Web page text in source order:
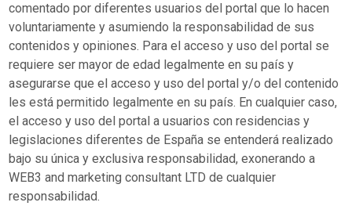
comentado por diferentes usuarios del portal que lo hacen
voluntariamente y asumiendo la responsabilidad de sus
contenidos y opiniones. Para el acceso y uso del portal se
requiere ser mayor de edad legalmente en su país y
asegurarse que el acceso y uso del portal y/o del contenido
les está permitido legalmente en su país. En cualquier caso,
el acceso y uso del portal a usuarios con residencias y
legislaciones diferentes de España se entenderá realizado
bajo su única y exclusiva responsabilidad, exonerando a
WEB3 and marketing consultant LTD de cualquier
responsabilidad.